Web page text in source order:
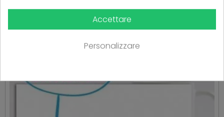
Accettare
Personalizzare